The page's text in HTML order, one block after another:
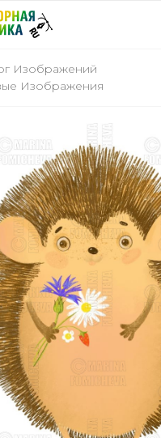
Изображений
Изображения